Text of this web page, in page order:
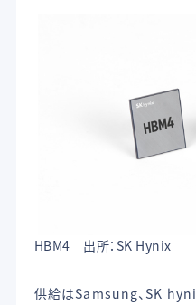
HBM4 出所：SK Hynix
供給はSamsung、SK